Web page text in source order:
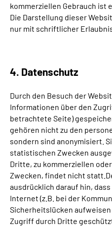
kommerziellen Gebrauch ist
Die Darstellung dieser
nur mit schriftlicher
4. Datenschutz
Durch den Besuch der
Informationen über den
betrachtete Seite)
gehören nicht zu den
sondern sind anonymisiert.
statistischen Zwecken
Dritte, zu kommerziellen
Zwecken, findet nicht
ausdrücklich darauf hin,
Internet (z.B. bei der
Sicherheitslücken
Zugriff durch Dritte